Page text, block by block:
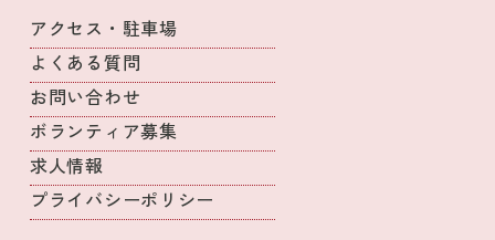
アクセス・駐車場
よくある質問
お問い合わせ
ボランティア募集
求人情報
プライバシーポリシー